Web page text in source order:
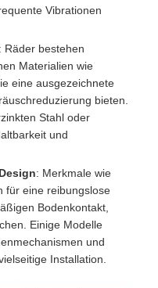
Vibrationen
: Räder bestehen
Materialien wie
eine ausgezeichnete
bieten.
Stahl oder
und
: Merkmale wie
für eine reibungslose
Bodenkontakt,
Einige Modelle
und
Installation.